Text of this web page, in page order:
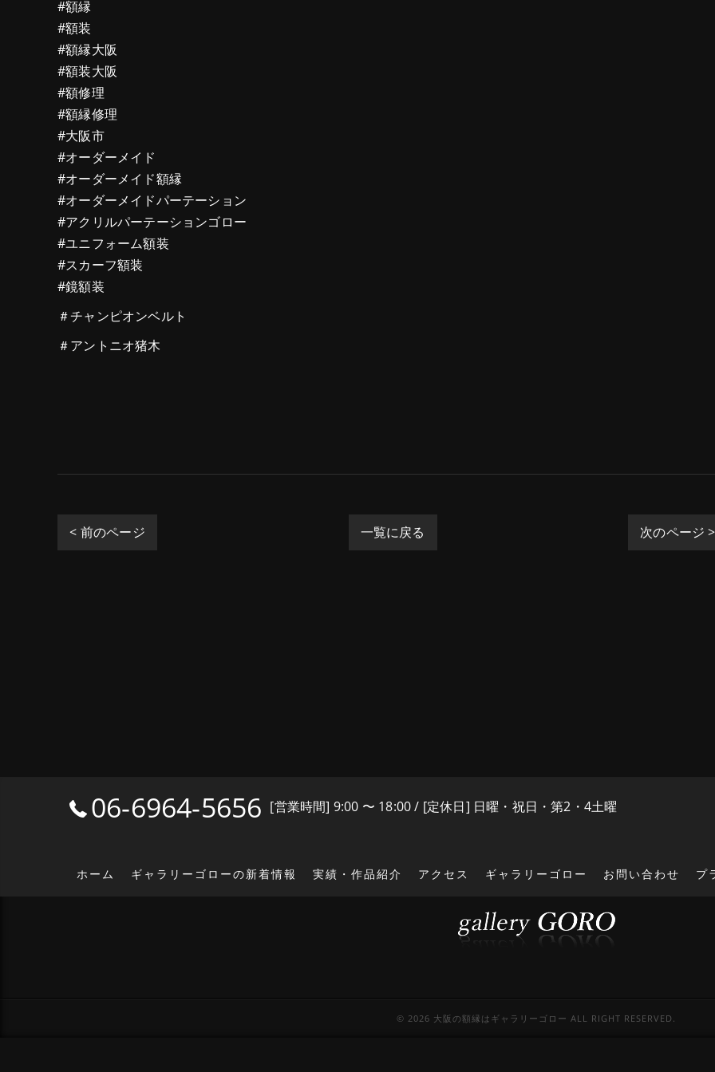
#額縁
#額装
#額縁大阪
#額装大阪
#額修理
#額縁修理
#大阪市
#オーダーメイド
#オーダーメイド額縁
#オーダーメイドパーテーション
#アクリルパーテーションゴロー
#ユニフォーム額装
#スカーフ額装
#鏡額装
＃チャンピオンベルト
＃アントニオ猪木
< 前のページ 一覧に戻る 次のページ >
06-6964-5656 [営業時間] 9:00 〜 18:00 / [定休日] 日曜・祝日・第2・4土曜
ホーム ギャラリーゴローの新着情報 実績・作品紹介 アクセス ギャラリーゴロー お問い合わせ プ
© 2026 大阪の額縁はギャラリーゴロー ALL RIGHT RESERVED.